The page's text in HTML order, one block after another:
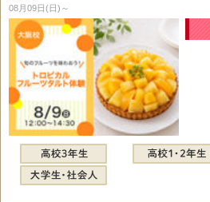
08月09日(日)～